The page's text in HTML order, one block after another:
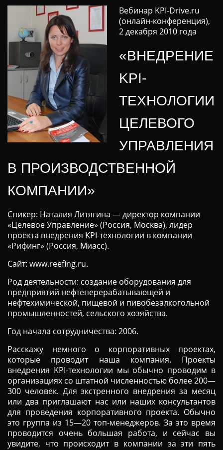
И
Вебинар KPI-Drive.ru
(онлайн-конференция),
2 декабря 2010 года
«ВНЕДРЕНИЕ
KPI-
ТЕХНОЛОГИИ
ЦЕЛЕВОГО
УПРАВЛЕНИЯ
В ПРОИЗВОДСТВЕННОЙ
КОМПАНИИ»
Спикер: Наталия Литягина — директор компании
«Целевое Управление» (Россия, Москва), лидер
проекта внедрения KPI-технологии в компании
«Рифинг» (Россия, Миасс).
Сайт: www.reefing.ru.
Род деятельности: создание оборудования для
предприятий нефтеперерабатывающей и
нефтехимической, пищевой и пивобезалкогольной
промышленностей, сельского хозяйства.
Год начала сотрудничества: 2006.
Расскажу немного о корпоративных проектах,
которые проводит наша компания. Проекты
внедрения KPI-технологии мы обычно проводим в
организациях со штатной численностью более 200—
300 человек. Для экстренного внедрения за месяц
или два приглашают нас или наших консультантов
для проведения корпоративного проекта. Обычно
это группа из 15—20 топ-менеджеров. За это время
проводится очень большая работа, и сейчас вы
увидите, что происходит в компании за эти пять